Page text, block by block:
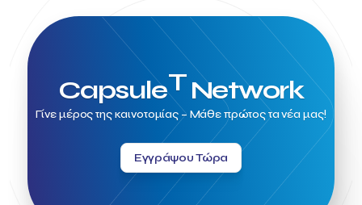
CapsuleTNetwork
Γίνε μέρος της καινοτομίας – Μάθε πρώτος τα νέα μας!
Εγγράψου Τώρα